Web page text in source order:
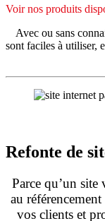
Voir nos produits
Avec ou sans
sont faciles à utiliser,
Refonte de
Parce qu’un
au
vos clients et